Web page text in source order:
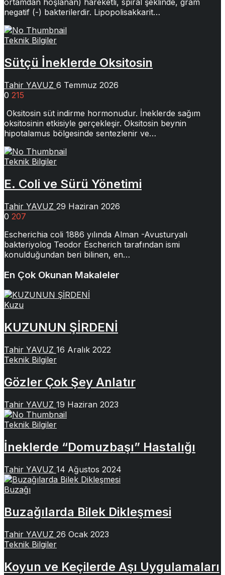
ortamdan hoşlanan) hareketli, spiral şeklinde, gram
negatif (-) bakterilerdir. Lipopolisakkarit…
Teknik Bilgiler
Sütçü İneklerde Oksitosin
Tahir YAVUZ 6 Temmuz 2026
0 215
Oksitosin süt indirme hormonudur. İneklerde sağım
oksitosinin etkisiyle gerçekleşir. Oksitosin beynin
hipotalamus bölgesinde sentezlenir ve…
Teknik Bilgiler
E. Coli ve Sürü Yönetimi
Tahir YAVUZ 29 Haziran 2026
0 207
Escherichia coli 1886 yılında Alman -Avusturyalı
bakteriyolog Teodor Escherich tarafından ismi
konulduğundan beri bilinen, en…
En Çok Okunan Makaleler
Kuzu
KUZUNUN ŞİRDENİ
Tahir YAVUZ 16 Aralık 2022
Teknik Bilgiler
Gözler Çok Şey Anlatır
Tahir YAVUZ 19 Haziran 2023
Teknik Bilgiler
İneklerde “Domuzbaşı” Hastalığı
Tahir YAVUZ 14 Ağustos 2024
Buzağı
Buzağılarda Bilek Dikleşmesi
Tahir YAVUZ 26 Ocak 2023
Teknik Bilgiler
Koyun ve Keçilerde Aşı Uygulamaları